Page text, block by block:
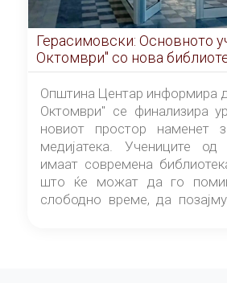
Герасимовски: Основното
Октомври" со нова
од септември
Општина Центар информира
Октомври" се финализира
новиот простор наменет
медијатека. Учениците
имаат современа
што ќе можат да го
слободно време, да